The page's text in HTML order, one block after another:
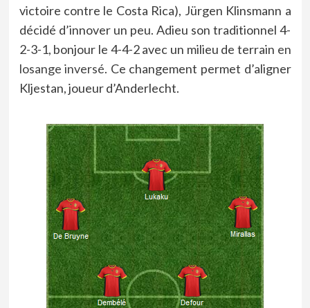
victoire contre le Costa Rica), Jürgen Klinsmann a
décidé d’innover un peu. Adieu son traditionnel 4-
2-3-1, bonjour le 4-4-2 avec un milieu de terrain en
losange inversé. Ce changement permet d’aligner
Kljestan, joueur d’Anderlecht.